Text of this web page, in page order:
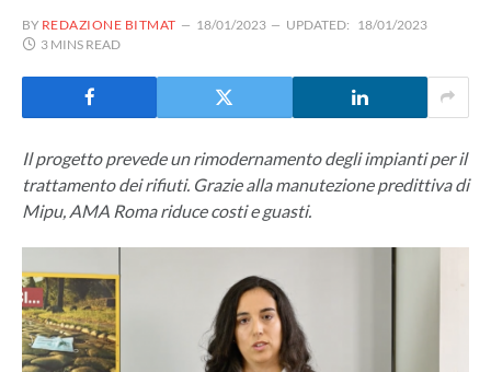
BY REDAZIONE BITMAT 18/01/2023 UPDATED: 18/01/2023
3 MINS READ
Il progetto prevede un rimodernamento degli impianti per il
trattamento dei rifiuti. Grazie alla manutezione predittiva di
Mipu, AMA Roma riduce costi e guasti.